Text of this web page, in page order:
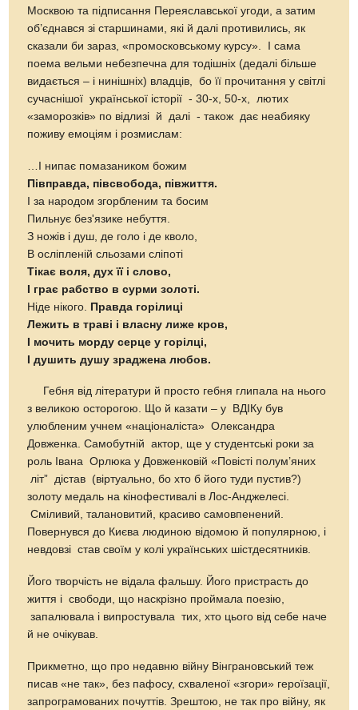
Москвою та підписання Переяславської угоди, а затим
об’єднався зі старшинами, які й далі противились, як
сказали би зараз, «промосковському курсу». І сама
поема вельми небезпечна для тодішніх (дедалі більше
видається – і нинішніх) владців, бо її прочитання у світлі
сучаснішої української історії - 30-х, 50-х, лютих
«заморозків» по відлизі й далі - також дає неабияку
поживу емоціям і розмислам:
…І нипає помазаником божим
Півправда, півсвобода, півжиття.
І за народом згорбленим та босим
Пильнує без'язике небуття.
З ножів і душ, де голо і де кволо,
В осліпленій сльозами сліпоті
Тікає воля, дух її і слово,
І грає рабство в сурми золоті.
Ніде нікого. Правда горілиці
Лежить в траві і власну лиже кров,
І мочить морду серце у горілці,
І душить душу зраджена любов.
Гебня від літератури й просто гебня глипала на нього
з великою осторогою. Що й казати – у ВДІКу був
улюбленим учнем «націоналіста» Олександра
Довженка. Самобутній актор, ще у студентські роки за
роль Івана Орлюка у Довженковій «Повісті полум’яних
літ” дістав (віртуально, бо хто б його туди пустив?)
золоту медаль на кінофестивалі в Лос-Анджелесі.
Сміливий, талановитий, красиво самовпенений.
Повернувся до Києва людиною відомою й популярною, і
невдовзі став своїм у колі українських шістдесятників.
Його творчість не відала фальшу. Його пристрасть до
життя і свободи, що наскрізно проймала поезію,
запалювала і випростувала тих, хто цього від себе наче
й не очікував.
Прикметно, що про недавню війну Вінграновський теж
писав «не так», без пафосу, схваленої «згори» героїзації,
запрограмованих почуттів. Зрештою, не так про війну, як